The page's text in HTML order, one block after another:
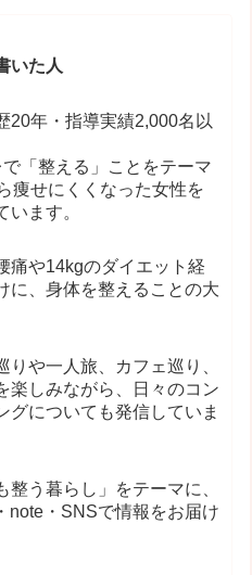
いた人
20年・指導実績2,000名以
「整える」ことをテーマ
痩せにくくなった女性を
います。
痛や14kgのダイエット経
に、身体を整えることの大
りや一人旅、カフェ巡り、
楽しみながら、日々のコン
グについても発信していま
整う暮らし」をテーマに、
note・SNSで情報をお届け